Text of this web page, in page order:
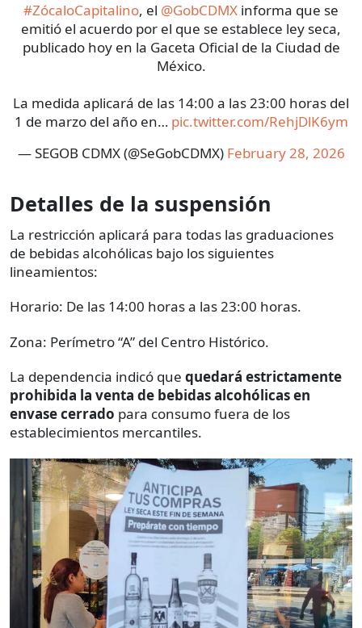
#ZócaloCapitalino, el @GobCDMX informa que se
emitió el acuerdo por el que se establece ley seca,
publicado hoy en la Gaceta Oficial de la Ciudad de
México.
La medida aplicará de las 14:00 a las 23:00 horas del
1 de marzo del año en… pic.twitter.com/RehjDlK6ym
— SEGOB CDMX (@SeGobCDMX) February 28, 2026
Detalles de la suspensión
La restricción aplicará para todas las graduaciones
de bebidas alcohólicas bajo los siguientes
lineamientos:
Horario: De las 14:00 horas a las 23:00 horas.
Zona: Perímetro “A” del Centro Histórico.
La dependencia indicó que quedará estrictamente
prohibida la venta de bebidas alcohólicas en
envase cerrado para consumo fuera de los
establecimientos mercantiles.